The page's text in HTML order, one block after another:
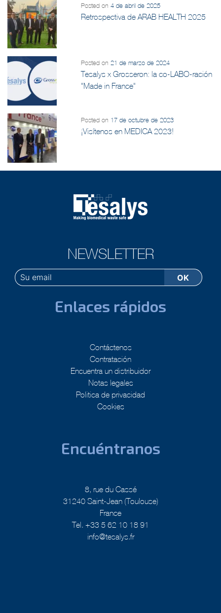
Posted on4 de abril de 2025
Retrospectiva de ARAB HEALTH 2025
Posted on 21 de marzo de 2024
Tesalys x Grosseron: la co-LABO-ración
"Made in France"
Posted on 17 de octubre de 2023
¡Visítenos en MEDICA 2023!
NEWSLETTER
Enlaces rápidos
Contáctenos
Contratación
Encuentra un distribuidor
Notas legales
Politica de privacidad
Cookies
Encuéntranos
8, rue du Cassé
31240 Saint-Jean (Toulouse)
France
Tel. +33 5 62 10 18 91
info@tesalys.fr